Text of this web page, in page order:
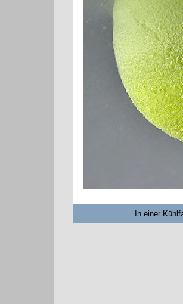
In einer